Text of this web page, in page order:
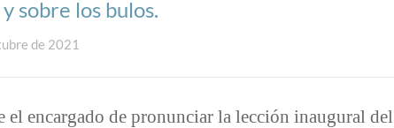
sobre los bulos.
de 2021
el encargado de pronunciar la lección inaugural del